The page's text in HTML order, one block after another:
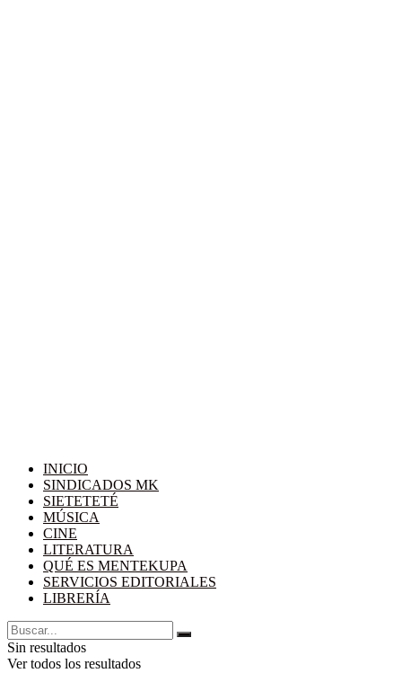
INICIO
SINDICADOS MK
SIETETETÉ
MÚSICA
CINE
LITERATURA
QUÉ ES MENTEKUPA
SERVICIOS EDITORIALES
LIBRERÍA
Sin resultados
Ver todos los resultados